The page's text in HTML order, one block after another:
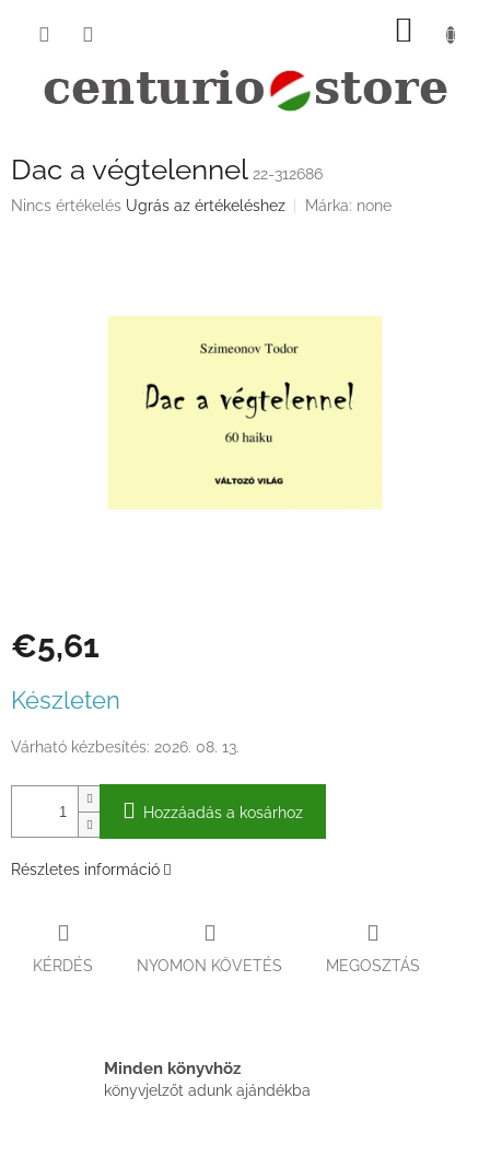
KOSÁR
Dac a végtelennel 22-312686
A
Nincs értékelés Ugrás az értékeléshez Márka: none
€5,61
Készleten
Várható kézbesítés: 2026. 08. 13.
Hozzáadás a kosárhoz
Részletes információ
KÉRDÉS NYOMON KÖVETÉS MEGOSZTÁS
Minden könyvhöz
könyvjelzőt adunk ajándékba